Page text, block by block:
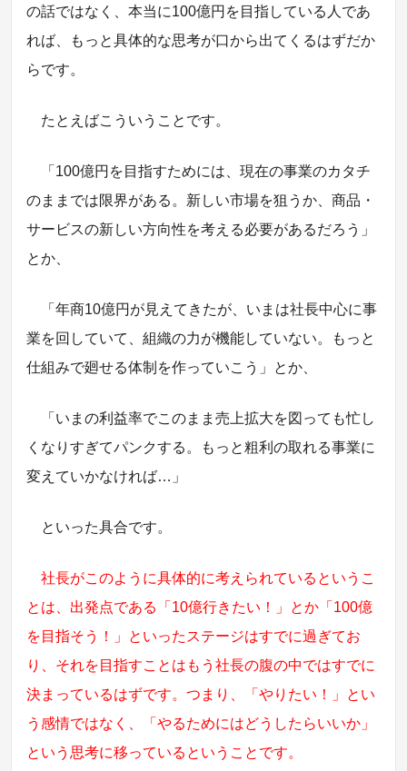
の話ではなく、本当に100億円を目指している人であ
れば、もっと具体的な思考が口から出てくるはずだか
らです。
たとえばこういうことです。
「100億円を目指すためには、現在の事業のカタチ
のままでは限界がある。新しい市場を狙うか、商品・
サービスの新しい方向性を考える必要があるだろう」
とか、
「年商10億円が見えてきたが、いまは社長中心に事
業を回していて、組織の力が機能していない。もっと
仕組みで廻せる体制を作っていこう」とか、
「いまの利益率でこのまま売上拡大を図っても忙し
くなりすぎてパンクする。もっと粗利の取れる事業に
変えていかなければ…」
といった具合です。
社長がこのように具体的に考えられているというこ
とは、出発点である「10億行きたい！」とか「100億
を目指そう！」といったステージはすでに過ぎてお
り、それを目指すことはもう社長の腹の中ではすでに
決まっているはずです。つまり、「やりたい！」とい
う感情ではなく、「やるためにはどうしたらいいか」
という思考に移っているということです。